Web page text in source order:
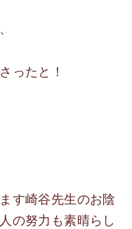
ったと！
す崎谷先生のお陰
の努力も素晴らし